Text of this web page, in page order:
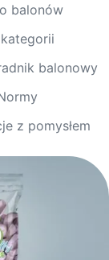
balonów
balonowy
z pomysłem